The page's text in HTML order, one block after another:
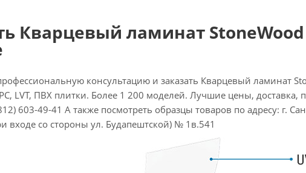
Кварцевый ламинат
консультацию и заказать Кварцевый ламинат
LVT, ПВХ плитки. Более 1 200 моделей. Лучшие цены, доставка,
603-49-41 А также посмотреть образцы товаров по адресу: г.
входе со стороны ул. Будапештской) № 1в.541